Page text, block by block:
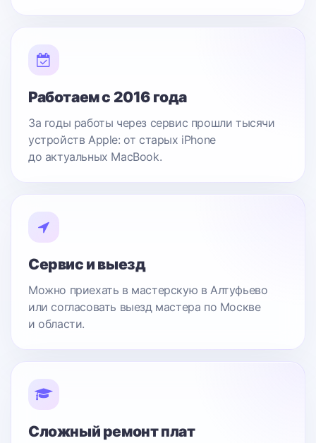
Работаем с 2016 года
За годы работы через сервис прошли тысячи
устройств Apple: от старых iPhone
до актуальных MacBook.
Сервис и выезд
Можно приехать в мастерскую в Алтуфьево
или согласовать выезд мастера по Москве
и области.
Сложный ремонт плат